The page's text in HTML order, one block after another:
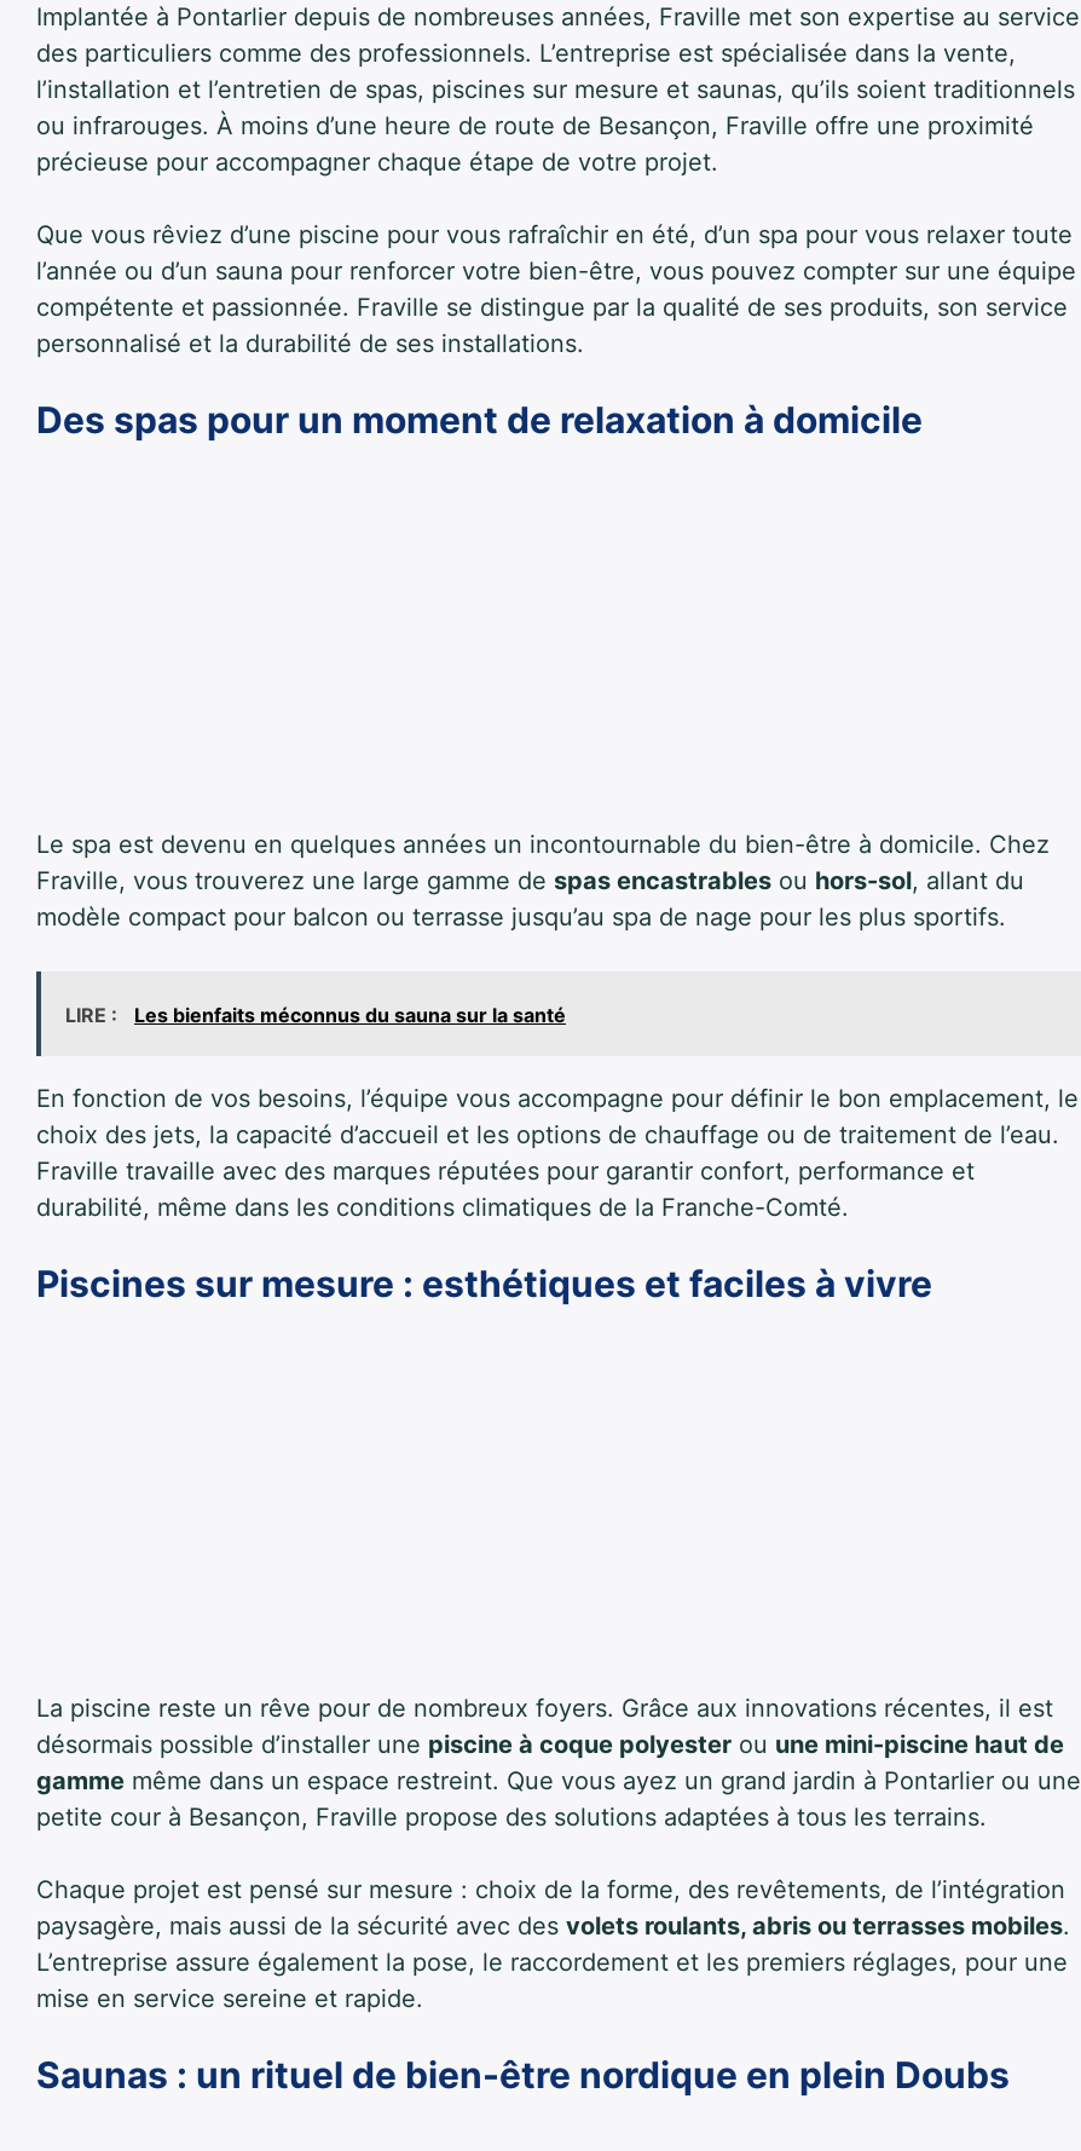
Implantée à Pontarlier depuis de nombreuses années, Fraville met son expertise au service
des particuliers comme des professionnels. L’entreprise est spécialisée dans la vente,
l’installation et l’entretien de spas, piscines sur mesure et saunas, qu’ils soient traditionnels
ou infrarouges. À moins d’une heure de route de Besançon, Fraville offre une proximité
précieuse pour accompagner chaque étape de votre projet.
Que vous rêviez d’une piscine pour vous rafraîchir en été, d’un spa pour vous relaxer toute
l’année ou d’un sauna pour renforcer votre bien-être, vous pouvez compter sur une équipe
compétente et passionnée. Fraville se distingue par la qualité de ses produits, son service
personnalisé et la durabilité de ses installations.
Des spas pour un moment de relaxation à domicile
Le spa est devenu en quelques années un incontournable du bien-être à domicile. Chez
Fraville, vous trouverez une large gamme de spas encastrables ou hors-sol, allant du
modèle compact pour balcon ou terrasse jusqu’au spa de nage pour les plus sportifs.
LIRE : Les bienfaits méconnus du sauna sur la santé
En fonction de vos besoins, l’équipe vous accompagne pour définir le bon emplacement, le
choix des jets, la capacité d’accueil et les options de chauffage ou de traitement de l’eau.
Fraville travaille avec des marques réputées pour garantir confort, performance et
durabilité, même dans les conditions climatiques de la Franche-Comté.
Piscines sur mesure : esthétiques et faciles à vivre
La piscine reste un rêve pour de nombreux foyers. Grâce aux innovations récentes, il est
désormais possible d’installer une piscine à coque polyester ou une mini-piscine haut de
gamme même dans un espace restreint. Que vous ayez un grand jardin à Pontarlier ou une
petite cour à Besançon, Fraville propose des solutions adaptées à tous les terrains.
Chaque projet est pensé sur mesure : choix de la forme, des revêtements, de l’intégration
paysagère, mais aussi de la sécurité avec des volets roulants, abris ou terrasses mobiles.
L’entreprise assure également la pose, le raccordement et les premiers réglages, pour une
mise en service sereine et rapide.
Saunas : un rituel de bien-être nordique en plein Doubs